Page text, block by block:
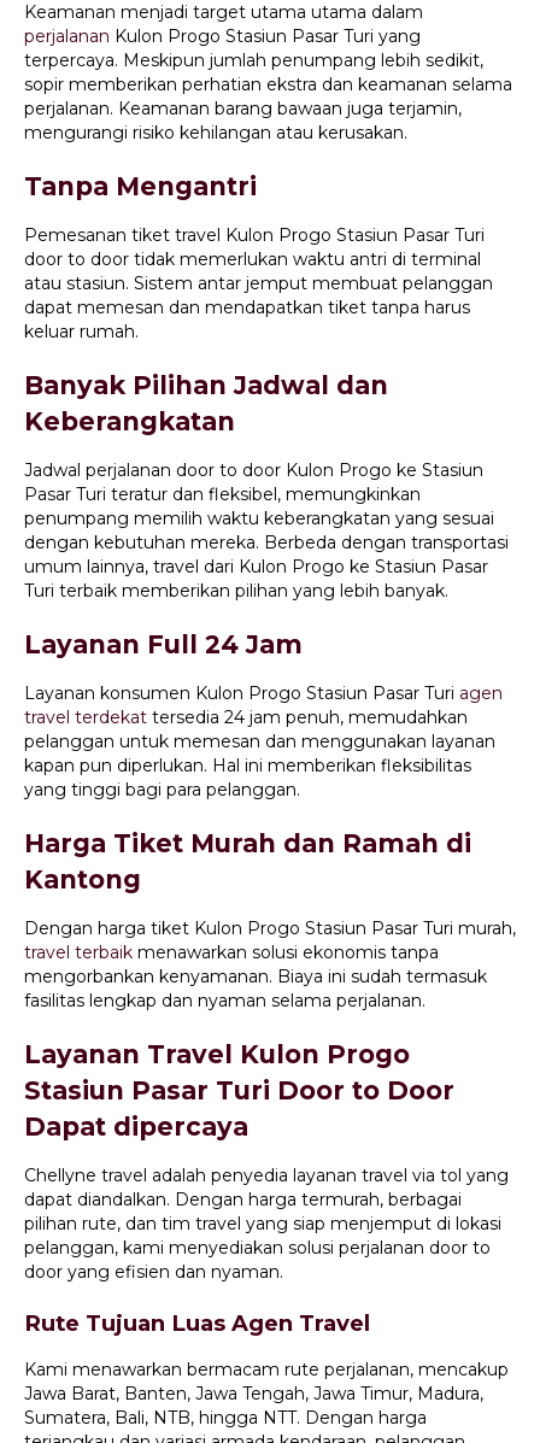
Keamanan menjadi target utama utama dalam
perjalanan Kulon Progo Stasiun Pasar Turi yang
terpercaya. Meskipun jumlah penumpang lebih sedikit,
sopir memberikan perhatian ekstra dan keamanan selama
perjalanan. Keamanan barang bawaan juga terjamin,
mengurangi risiko kehilangan atau kerusakan.
Tanpa Mengantri
Pemesanan tiket travel Kulon Progo Stasiun Pasar Turi
door to door tidak memerlukan waktu antri di terminal
atau stasiun. Sistem antar jemput membuat pelanggan
dapat memesan dan mendapatkan tiket tanpa harus
keluar rumah.
Banyak Pilihan Jadwal dan
Keberangkatan
Jadwal perjalanan door to door Kulon Progo ke Stasiun
Pasar Turi teratur dan fleksibel, memungkinkan
penumpang memilih waktu keberangkatan yang sesuai
dengan kebutuhan mereka. Berbeda dengan transportasi
umum lainnya, travel dari Kulon Progo ke Stasiun Pasar
Turi terbaik memberikan pilihan yang lebih banyak.
Layanan Full 24 Jam
Layanan konsumen Kulon Progo Stasiun Pasar Turi agen
travel terdekat tersedia 24 jam penuh, memudahkan
pelanggan untuk memesan dan menggunakan layanan
kapan pun diperlukan. Hal ini memberikan fleksibilitas
yang tinggi bagi para pelanggan.
Harga Tiket Murah dan Ramah di
Kantong
Dengan harga tiket Kulon Progo Stasiun Pasar Turi murah,
travel terbaik menawarkan solusi ekonomis tanpa
mengorbankan kenyamanan. Biaya ini sudah termasuk
fasilitas lengkap dan nyaman selama perjalanan.
Layanan Travel Kulon Progo
Stasiun Pasar Turi Door to Door
Dapat dipercaya
Chellyne travel adalah penyedia layanan travel via tol yang
dapat diandalkan. Dengan harga termurah, berbagai
pilihan rute, dan tim travel yang siap menjemput di lokasi
pelanggan, kami menyediakan solusi perjalanan door to
door yang efisien dan nyaman.
Rute Tujuan Luas Agen Travel
Kami menawarkan bermacam rute perjalanan, mencakup
Jawa Barat, Banten, Jawa Tengah, Jawa Timur, Madura,
Sumatera, Bali, NTB, hingga NTT. Dengan harga